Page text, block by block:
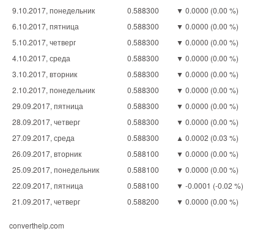
9.10.2017, понедельник
0.588300
▼ 0.0000 (0.00 %)
6.10.2017, пятница
0.588300
▼ 0.0000 (0.00 %)
5.10.2017, четверг
0.588300
▼ 0.0000 (0.00 %)
4.10.2017, среда
0.588300
▼ 0.0000 (0.00 %)
3.10.2017, вторник
0.588300
▼ 0.0000 (0.00 %)
2.10.2017, понедельник
0.588300
▼ 0.0000 (0.00 %)
29.09.2017, пятница
0.588300
▼ 0.0000 (0.00 %)
28.09.2017, четверг
0.588300
▼ 0.0000 (0.00 %)
27.09.2017, среда
0.588300
▲ 0.0002 (0.03 %)
26.09.2017, вторник
0.588100
▼ 0.0000 (0.00 %)
25.09.2017, понедельник
0.588100
▼ 0.0000 (0.00 %)
22.09.2017, пятница
0.588100
▼ -0.0001 (-0.02 %)
21.09.2017, четверг
0.588200 ▼ 0.0000 (0.00 %)
converthelp.com